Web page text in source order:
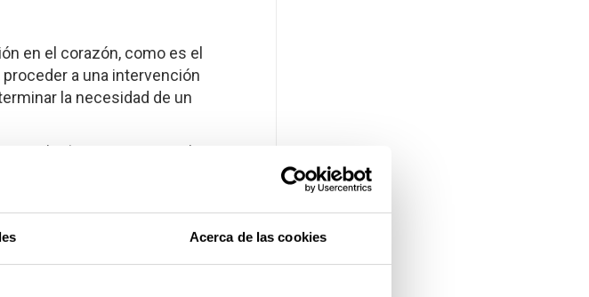
Acerca de las cookies
en el corazón, como es el
proceder a una intervención
la necesidad de un
pacientes que van a mejorar
el consiguiente beneficio.
para el paciente. No obstante,